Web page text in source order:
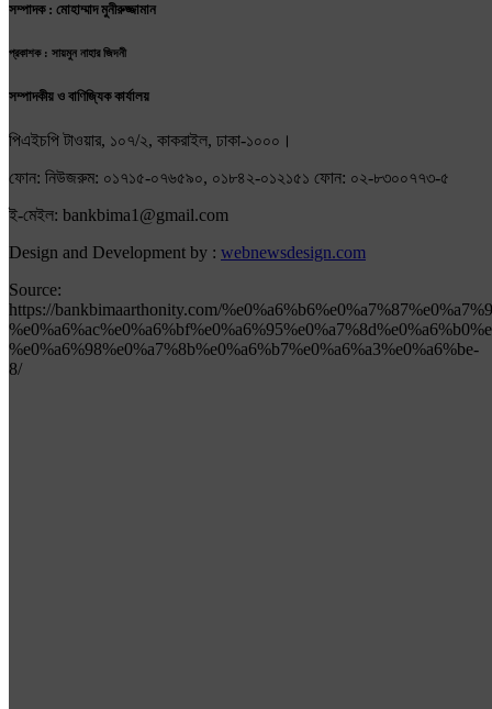
সম্পাদক : মোহাম্মাদ মুনীরুজ্জামান
প্রকাশক : সায়মুন নাহার জিদনী
সম্পাদকীয় ও বাণিজ্যিক কার্যালয়
পিএইচপি টাওয়ার, ১০৭/২, কাকরাইল, ঢাকা-১০০০।
ফোন: নিউজরুম: ০১৭১৫-০৭৬৫৯০, ০১৮৪২-০১২১৫১ ফোন: ০২-৮৩০০৭৭৩-৫
ই-মেইল: bankbima1@gmail.com
Design and Development by : webnewsdesign.com
Source:
https://bankbimaarthonity.com/
%e0%a6%98%e0%a7%8b%e0%a6%b7%e0%a6%a3%e0%a6%be-
8/